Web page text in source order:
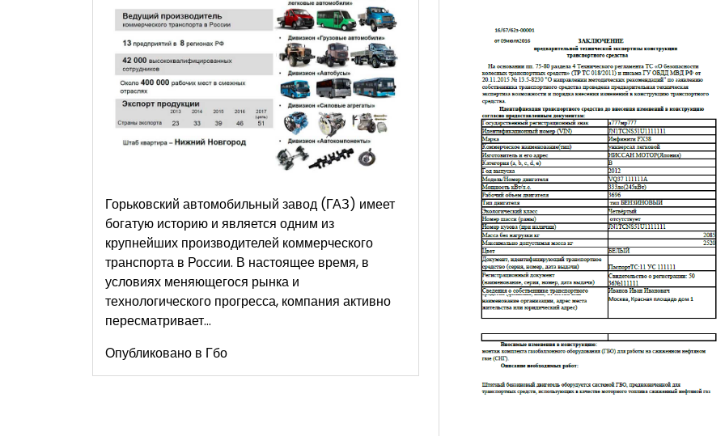
Горьковский автомобильный завод (ГАЗ) имеет
богатую историю и является одним из
крупнейших производителей коммерческого
транспорта в России. В настоящее время, в
условиях меняющегося рынка и
технологического прогресса, компания активно
пересматривает…
Опубликовано в Гбо